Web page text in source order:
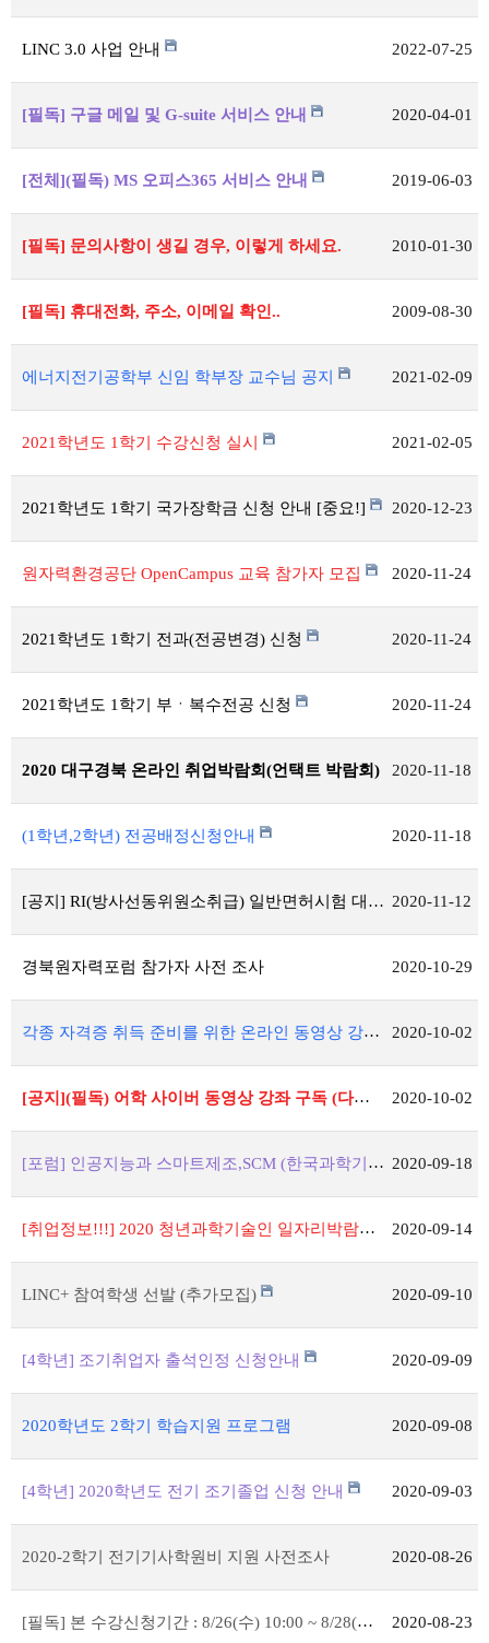
LINC 3.0 사업 안내 2022-07-25
[필독] 구글 메일 및 G-suite 서비스 안내 2020-04-01
[전체](필독) MS 오피스365 서비스 안내 2019-06-03
[필독] 문의사항이 생길 경우, 이렇게 하세요. 2010-01-30
[필독] 휴대전화, 주소, 이메일 확인.. 2009-08-30
에너지전기공학부 신임 학부장 교수님 공지 2021-02-09
2021학년도 1학기 수강신청 실시 2021-02-05
2021학년도 1학기 국가장학금 신청 안내 [중요!] 2020-12-23
원자력환경공단 OpenCampus 교육 참가자 모집 2020-11-24
2021학년도 1학기 전과(전공변경) 신청 2020-11-24
2021학년도 1학기 부ㆍ복수전공 신청 2020-11-24
2020 대구경북 온라인 취업박람회(언택트 박람회) 2020-11-18
(1학년,2학년) 전공배정신청안내 2020-11-18
[공지] RI(방사선동위원소취급) 일반면허시험 대비 온라인 특별강좌 전액 지원 (선착순 20명) 2020-11-12
경북원자력포럼 참가자 사전 조사 2020-10-29
각종 자격증 취득 준비를 위한 온라인 동영상 강좌 운영안내 !!!!! 2020-10-02
[공지](필독) 어학 사이버 동영상 강좌 구독 (다락원) !!!!! 2020-10-02
[포럼] 인공지능과 스마트제조,SCM (한국과학기술단체총연합회 주최) 2020-09-18
[취업정보!!!] 2020 청년과학기술인 일자리박람회 개최 2020-09-14
LINC+ 참여학생 선발 (추가모집) 2020-09-10
[4학년] 조기취업자 출석인정 신청안내 2020-09-09
2020학년도 2학기 학습지원 프로그램 2020-09-08
[4학년] 2020학년도 전기 조기졸업 신청 안내 2020-09-03
2020-2학기 전기기사학원비 지원 사전조사 2020-08-26
[필독] 본 수강신청기간 : 8/26(수) 10:00 ~ 8/28(금) 15:00 2020-08-23